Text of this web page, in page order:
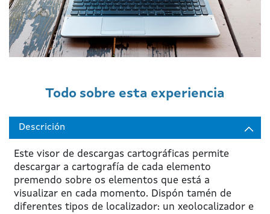
Todo sobre esta experiencia
Descrición
Este visor de descargas cartográficas permite
descargar a cartografía de cada elemento
premendo sobre os elementos que está a
visualizar en cada momento. Dispón tamén de
diferentes tipos de localizador: un xeolocalizador e